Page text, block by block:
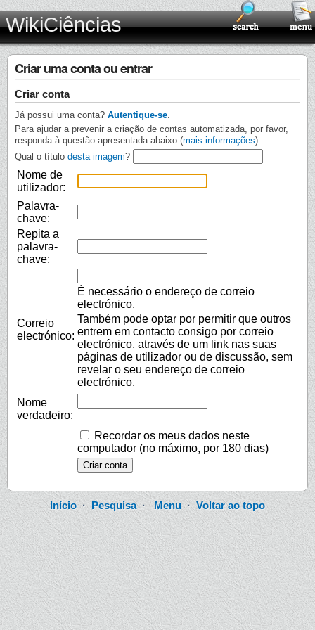
WikiCiências
Criar uma conta ou entrar
Criar conta
Já possui uma conta? Autentique-se
Para ajudar a prevenir a criação de contas automatizada, por favor,
responda à questão apresentada abaixo (mais informações):
Qual o título desta imagem?
Nome de
utilizador:
Palavra-
chave:
Repita a
palavra-
chave:
Correio
electrónico:
É necessário o endereço de correio
electrónico.
Também pode optar por permitir que outros
entrem em contacto consigo por correio
electrónico, através de um link nas suas
páginas de utilizador ou de discussão, sem
revelar o seu endereço de correio
electrónico.
Nome
verdadeiro:
Recordar os meus dados neste
computador (no máximo, por 180 dias)
Início·Pesquisa· Menu· Voltar ao topo